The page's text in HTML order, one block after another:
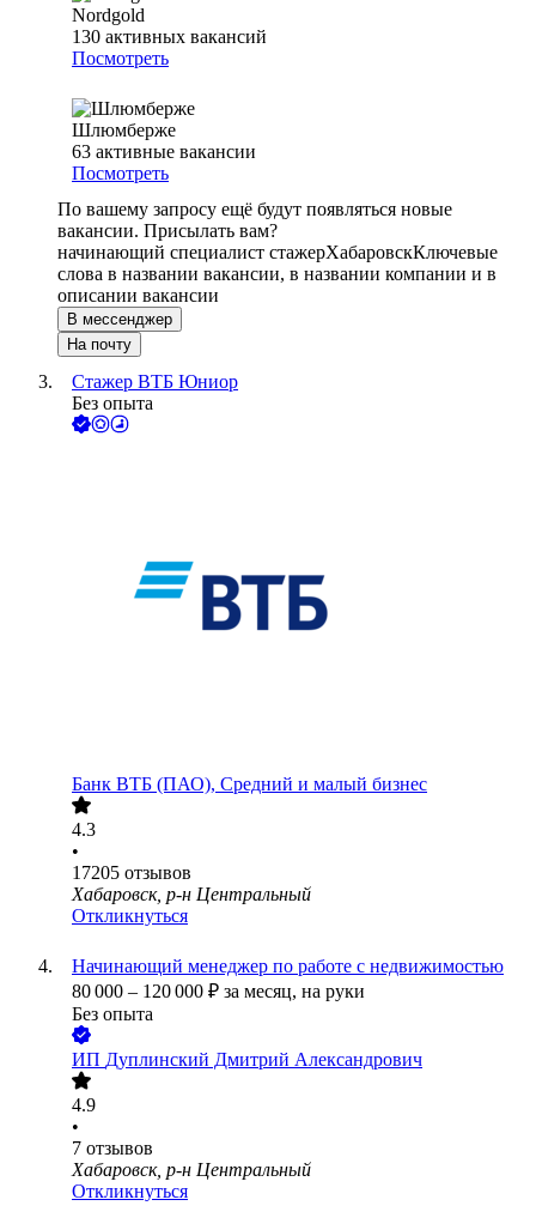
Nordgold
130 активных вакансий
Посмотреть
Шлюмберже
63 активные вакансии
Посмотреть
По вашему запросу ещё будут появляться новые
вакансии. Присылать вам?
начинающий специалист стажерХабаровскКлючевые
слова в названии вакансии, в названии компании и в
описании вакансии
В мессенджер
На почту
Стажер ВТБ Юниор
Без опыта
Банк ВТБ (ПАО), Средний и малый бизнес
4.3
•
17205 отзывов
Хабаровск, р-н Центральный
Откликнуться
Начинающий менеджер по работе с недвижимостью
80 000 – 120 000 ₽ за месяц, на руки
Без опыта
ИП Дуплинский Дмитрий Александрович
4.9
•
7 отзывов
Хабаровск, р-н Центральный
Откликнуться